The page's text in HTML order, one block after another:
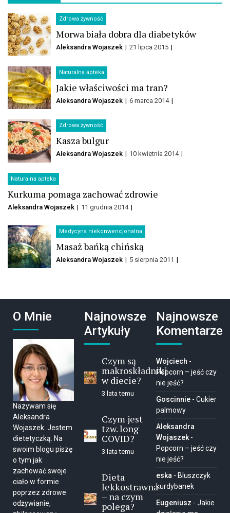
Zdrowa żywność
Morwa biała dobra dla diabetyków
Aleksandra Wojaszek 21 lipca 2015
Naturalna apteka
Jakie właściwości ma tran?
Aleksandra Wojaszek 6 marca 2014
Zdrowa żywność
Kasza bulgur
Aleksandra Wojaszek 10 kwietnia 2014
Naturalna apteka
Kurkuma pomaga zachować zdrowie
Aleksandra Wojaszek 11 grudnia 2014
Medycyna niekonwencjonalna
Masaż bańką chińską
Aleksandra Wojaszek 5 sierpnia 2011
O Mnie
Nazywam się
Aleksandra
Wojaszek. Jestem
dietetyczką. Na
swoim blogu piszę
o tym jak
zachować swoje
ciało w formie
poprzez zdrowe
odżywianie,
Najnowsze
Artykuły
Czym są
makroskładniki
w diecie?
3 lata temu
Czym jest
tzw. long
COVID?
3 lata temu
Dieta
lekkostrawna
– na czym
polega?
Najnowsze
Komentarze
Wojciech -
Popcorn – jeść czy
nie jeść?
Goscinnie- Cukier
palmowy
Aleksandra
Wojaszek-
Popcorn – jeść czy
nie jeść?
eska- Bluszczyk
kurdybanek
Eugeniusz - Jakie